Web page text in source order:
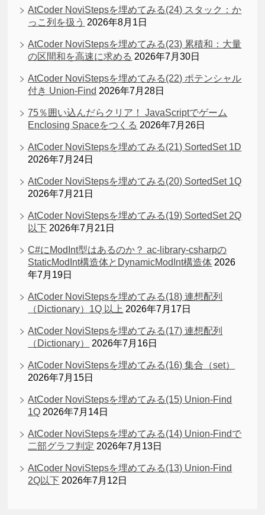
AtCoder NoviStepsを埋めてみる(24) スタック：か
っこ列を扱う 2026年8月1日
AtCoder NoviStepsを埋めてみる(23) 累積和：大量
の区間和を高速に求める 2026年7月30日
AtCoder NoviStepsを埋めてみる(22) ポテンシャル
付き Union-Find 2026年7月28日
75％囲い込んだらクリア！ JavaScriptでゲーム
Enclosing Spaceをつくる 2026年7月26日
AtCoder NoviStepsを埋めてみる(21) SortedSet 1D
2026年7月24日
AtCoder NoviStepsを埋めてみる(20) SortedSet 1Q
2026年7月21日
AtCoder NoviStepsを埋めてみる(19) SortedSet 2Q
以下 2026年7月21日
C#にModInt型はあるのか？ ac-library-csharpの
StaticModInt構造体とDynamicModInt構造体 2026
年7月19日
AtCoder NoviStepsを埋めてみる(18) 連想配列
（Dictionary）1Q 以上 2026年7月17日
AtCoder NoviStepsを埋めてみる(17) 連想配列
（Dictionary）
2026年7月16日
AtCoder NoviStepsを埋めてみる(16) 集合（set）
2026年7月15日
AtCoder NoviStepsを埋めてみる(15) Union-Find
1Q 2026年7月14日
AtCoder NoviStepsを埋めてみる(14) Union-Findで
二部グラフ判定 2026年7月13日
AtCoder NoviStepsを埋めてみる(13) Union-Find
2Q以下 2026年7月12日